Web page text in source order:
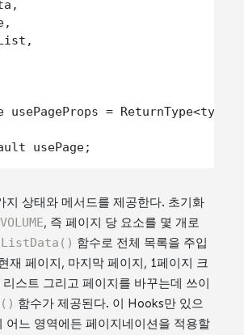
=
지 상태와 메서드를 제공한다. 초기화
, 즉 페이지 당 요소를 몇 개로
함수로 전체 목록을 주입
재 페이지, 마지막 페이지, 1페이지 크
스트 그리고 페이지를 바꾸는데 쓰이
함수가 제공된다. 이 Hooks만 있으
어느 영역에든 페이지네이션을 적용할